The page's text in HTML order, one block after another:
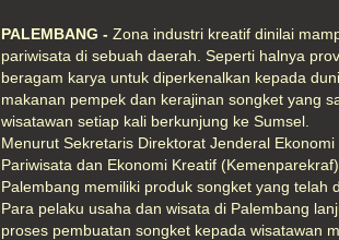
PALEMBANG - Zona industri kreatif dinilai
pariwisata di sebuah daerah. Seperti halnya
beragam karya untuk diperkenalkan kepada
makanan pempek dan kerajinan songket yang
wisatawan setiap kali berkunjung ke Sumsel.
Menurut Sekretaris Direktorat Jenderal
Pariwisata dan Ekonomi Kreatif
Palembang memiliki produk songket yang telah
Para pelaku usaha dan wisata di Palembang
proses pembuatan songket kepada wisatawan